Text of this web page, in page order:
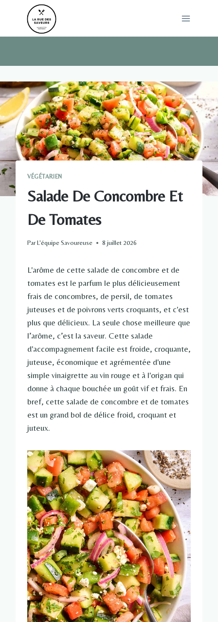
VÉGÉTARIEN
Salade De Concombre Et
De Tomates
ParL'équipe Savoureuse 8 juillet 2026
L'arôme de cette salade de concombre et de
tomates est le parfum le plus délicieusement
frais de concombres, de persil, de tomates
juteuses et de poivrons verts croquants, et c'est
plus que délicieux. La seule chose meilleure que
l’arôme, c’est la saveur. Cette salade
d'accompagnement facile est froide, croquante,
juteuse, économique et agrémentée d'une
simple vinaigrette au vin rouge et à l'origan qui
donne à chaque bouchée un goût vif et frais. En
bref, cette salade de concombre et de tomates
est un grand bol de délice froid, croquant et
juteux.